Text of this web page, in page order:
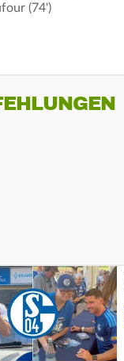
(74')